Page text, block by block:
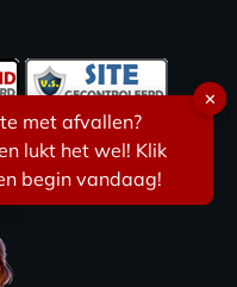
✕
met afvallen?
lukt het wel! Klik
begin vandaag!
|Contacteer